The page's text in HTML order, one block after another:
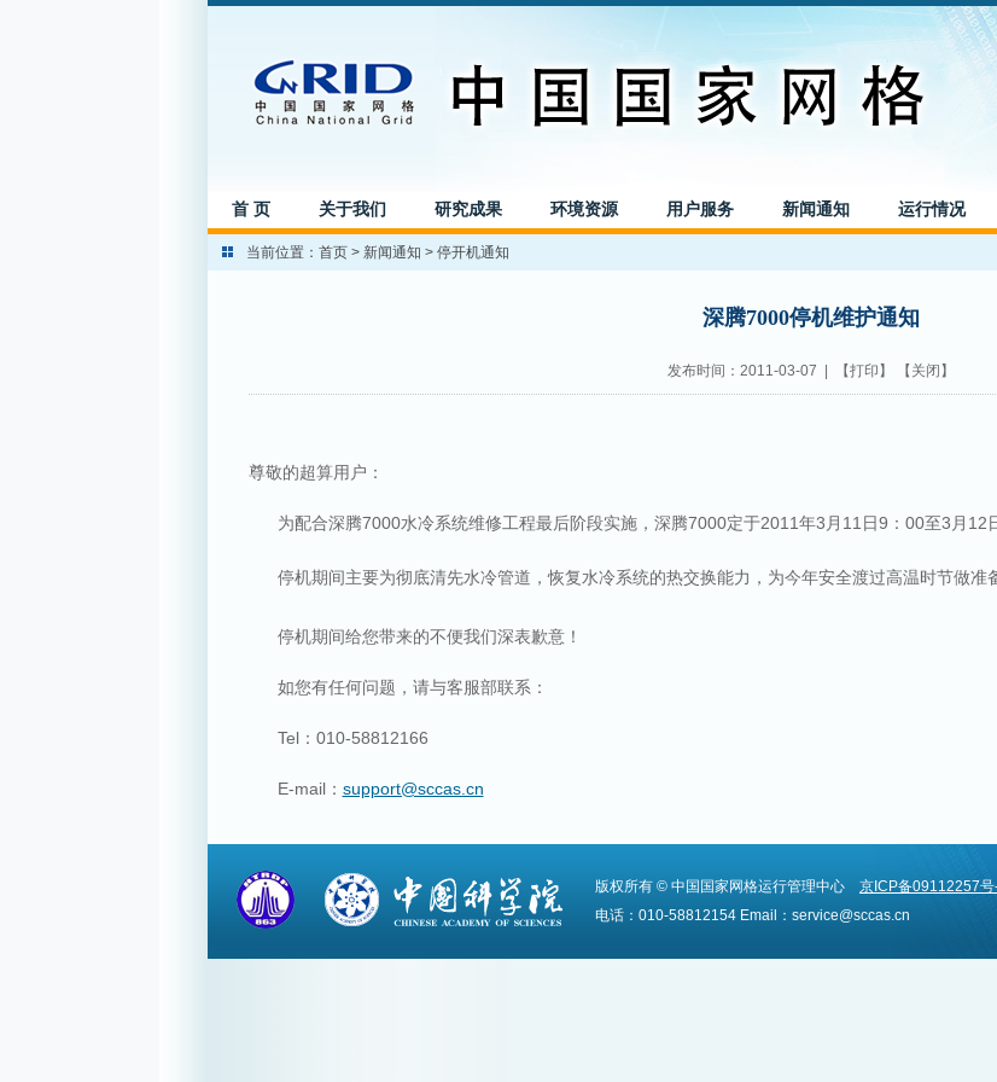
首 页 关于我们 研究成果 环境资源 用户服务 新闻通知 运行情况
当前位置： 首页 > 新闻通知 > 停开机通知
深腾7000停机维护通知
发布时间：2011-03-07 | 【打印 】 【 关闭 】
尊敬的超算用户：
为配合深腾7000水冷系统维修工程最后阶段实施，深腾7000定于2011年3月11日9：00至3月12
停机期间主要为彻底清先水冷管道，恢复水冷系统的热交换能力，为今年安全渡过高温时节做准备
停机期间给您带来的不便我们深表歉意！
如您有任何问题，请与客服部联系：
Tel：010-58812166
E-mail： support@sccas.cn
版权所有 © 中国国家网格运行管理中心 京ICP备09112257号
电话：010-58812154 Email：service@sccas.cn